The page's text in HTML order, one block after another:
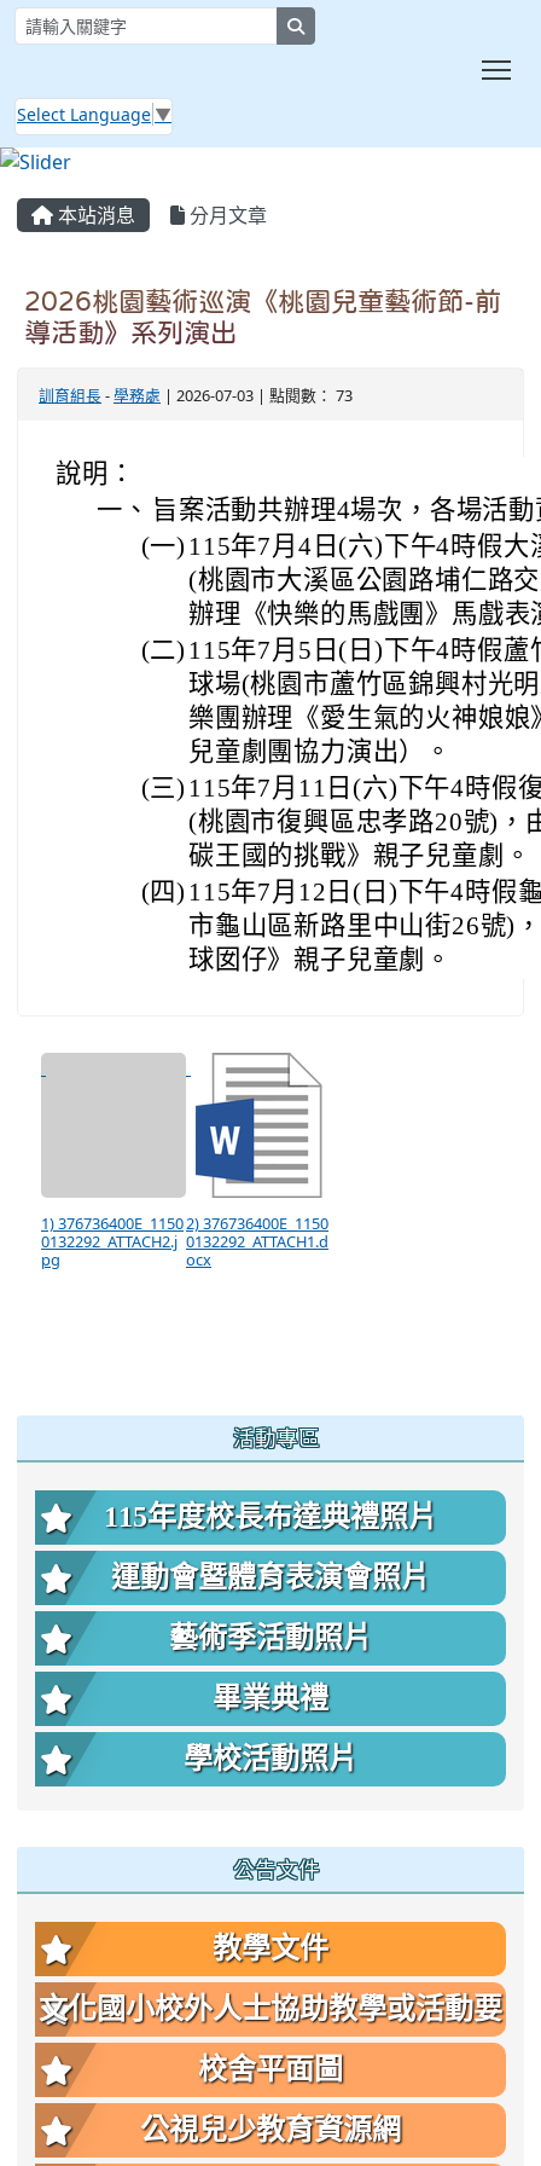
Select Language ▼
本站消息 分月文章
2026桃園藝術巡演《桃園兒童藝術節-前
導活動》系列演出
訓育組長-學務處 | 2026-07-03 | 點閱數： 73
說明：
一、 旨案活動共辦理4場次，各場活
(一) 115年7月4日(六)下午4時假
(桃園市大溪區公園路埔仁路
辦理《快樂的馬戲團》馬戲表
(二) 115年7月5日(日)下午4時假
球場(桃園市蘆竹區錦興村光
樂團辦理《愛生氣的火神娘
兒童劇團協力演出）。
(三) 115年7月11日(六)下午4時假
(桃園市復興區忠孝路20號)，
碳王國的挑戰》親子兒童劇。
(四) 115年7月12日(日)下午4時假
市龜山區新路里中山街26號)
球囡仔》親子兒童劇。
1) 376736400E_1150
0132292_ATTACH2.j
pg
2) 376736400E_1150
0132292_ATTACH1.d
ocx
活動專區
115年度校長布達典禮照片
運動會暨體育表演會照片
藝術季活動照片
畢業典禮
學校活動照片
公告文件
教學文件
文化國小校外人士協助教學或活動要
點
校舍平面圖
公視兒少教育資源網